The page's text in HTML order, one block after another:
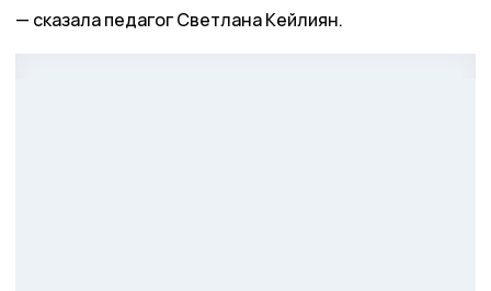
сказала педагог Светлана Кейлиян.